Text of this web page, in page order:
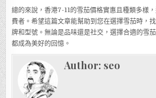
總的來說，香港7-11的雪茄價格實惠且種類多樣
費者。希望這篇文章能幫助到您在選擇雪茄時，
牌和型號。無論是品味還是社交，選擇合適的雪
都成為美好的回憶。
Author: seo